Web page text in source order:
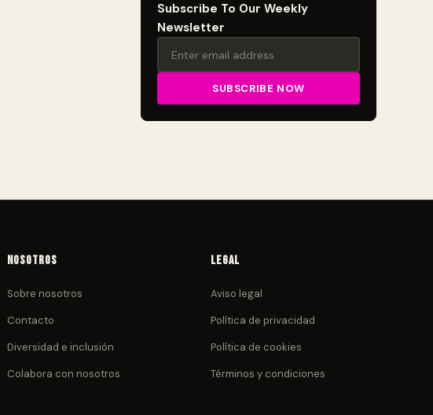
Subscribe To Our Weekly
Newsletter
Nosotros
Sobre nosotros
Contacto
Diversidad e inclusión
Colabora con nosotros
Legal
Aviso legal
Política de privacidad
Política de cookies
Términos y condiciones